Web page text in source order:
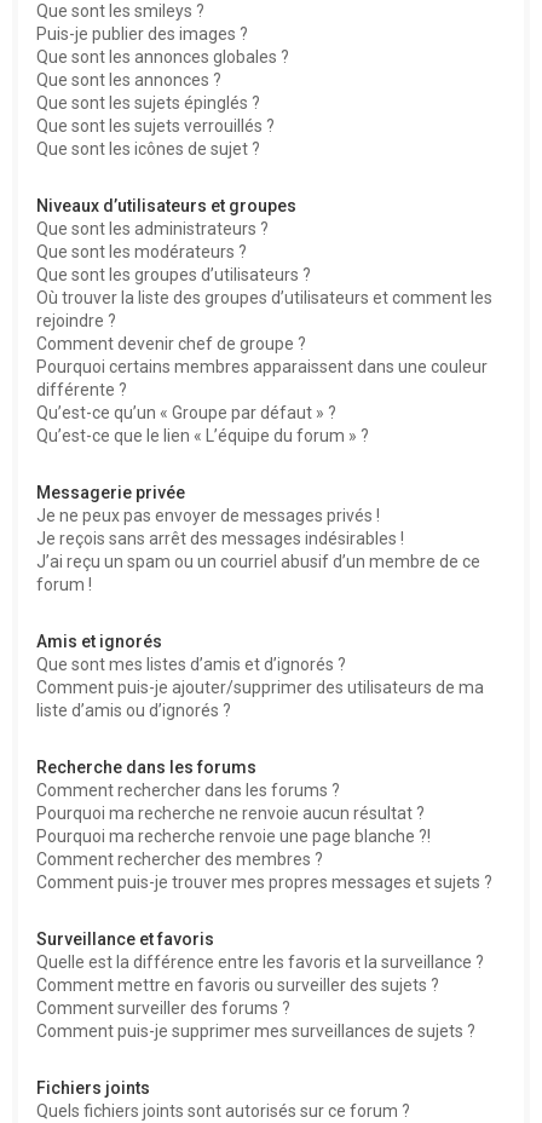
Que sont les smileys ?
Puis-je publier des images ?
Que sont les annonces globales ?
Que sont les annonces ?
Que sont les sujets épinglés ?
Que sont les sujets verrouillés ?
Que sont les icônes de sujet ?
Niveaux d’utilisateurs et groupes
Que sont les administrateurs ?
Que sont les modérateurs ?
Que sont les groupes d’utilisateurs ?
Où trouver la liste des groupes d’utilisateurs et comment les
rejoindre ?
Comment devenir chef de groupe ?
Pourquoi certains membres apparaissent dans une couleur
différente ?
Qu’est-ce qu’un « Groupe par défaut » ?
Qu’est-ce que le lien « L’équipe du forum » ?
Messagerie privée
Je ne peux pas envoyer de messages privés !
Je reçois sans arrêt des messages indésirables !
J’ai reçu un spam ou un courriel abusif d’un membre de ce
forum !
Amis et ignorés
Que sont mes listes d’amis et d’ignorés ?
Comment puis-je ajouter/supprimer des utilisateurs de ma
liste d’amis ou d’ignorés ?
Recherche dans les forums
Comment rechercher dans les forums ?
Pourquoi ma recherche ne renvoie aucun résultat ?
Pourquoi ma recherche renvoie une page blanche ?!
Comment rechercher des membres ?
Comment puis-je trouver mes propres messages et sujets ?
Surveillance et favoris
Quelle est la différence entre les favoris et la surveillance ?
Comment mettre en favoris ou surveiller des sujets ?
Comment surveiller des forums ?
Comment puis-je supprimer mes surveillances de sujets ?
Fichiers joints
Quels fichiers joints sont autorisés sur ce forum ?